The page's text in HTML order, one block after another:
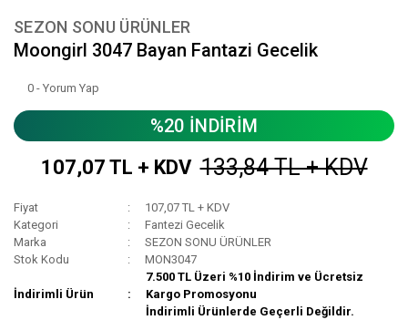
SEZON SONU ÜRÜNLER
Moongirl 3047 Bayan Fantazi Gecelik
0 - Yorum Yap
%20 İNDİRİM
107,07 TL + KDV 133,84 TL + KDV
Fiyat
107,07 TL + KDV
Kategori
Fantezi Gecelik
Marka
SEZON SONU ÜRÜNLER
Stok Kodu
MON3047
İndirimli Ürün
7.500 TL Üzeri %10 İndirim ve Ücretsiz
Kargo Promosyonu
İndirimli Ürünlerde Geçerli Değildir.